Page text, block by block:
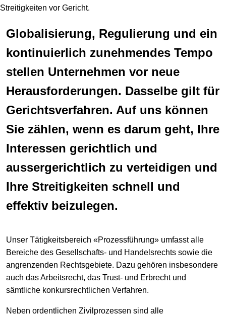
Streitigkeiten vor Gericht.
Globalisierung, Regulierung und ein
kontinuierlich zunehmendes Tempo
stellen Unternehmen vor neue
Herausforderungen. Dasselbe gilt für
Gerichtsverfahren. Auf uns können
Sie zählen, wenn es darum geht, Ihre
Interessen gerichtlich und
aussergerichtlich zu verteidigen und
Ihre Streitigkeiten schnell und
effektiv beizulegen.
Unser Tätigkeitsbereich «Prozessführung» umfasst alle
Bereiche des Gesellschafts- und Handelsrechts sowie die
angrenzenden Rechtsgebiete. Dazu gehören insbesondere
auch das Arbeitsrecht, das Trust- und Erbrecht und
sämtliche konkursrechtlichen Verfahren.
Neben ordentlichen Zivilprozessen sind alle